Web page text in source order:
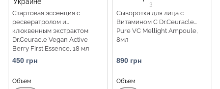
Стартовая эссенция с
ресвератролом и
клюквенным экстрактом
Dr.Ceuracle Vegan Active
Berry First Essence, 18 мл
Миниатюра
450 грн
Объем
3
Сыворотка для лица с
Витамином С Dr.Ceuracle
Pure VC Mellight Ampoule,
8мл
890 грн
Объем